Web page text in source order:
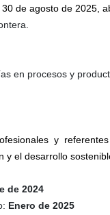
de agosto de 2025,
en procesos y
y
el desarrollo
de 2024
Enero de 2025